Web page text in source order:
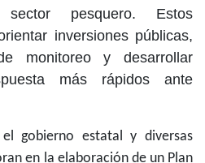
pesquero. Estos
inversiones públicas,
monitoreo y desarrollar
más rápidos ante
gobierno estatal y diversas
en la elaboración de un Plan